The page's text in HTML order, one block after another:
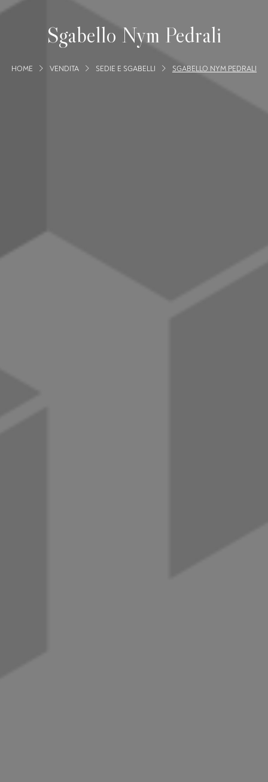
Sgabello Nym Pedrali
HOME VENDITA SEDIE E SGABELLI SGABELLO NYM PEDRALI